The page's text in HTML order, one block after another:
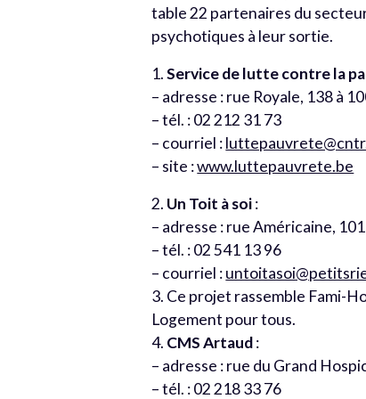
table 22 partenaires du
psychotiques à leur sortie.
1.Service de lutte contre la
– adresse : rue Royale, 138 à
– tél. : 02 212 31 73
– courriel :
– site :www.luttepauvrete.be
2. Un Toit à soi:
– adresse : rue Américaine,
– tél. : 02 541 13 96
– courriel :
3. Ce projet rassemble Fami-
Logement pour tous.
4. CMS Artaud:
– adresse : rue du Grand
– tél. : 02 218 33 76